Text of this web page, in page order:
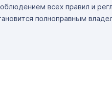
всех правил и
полноправным